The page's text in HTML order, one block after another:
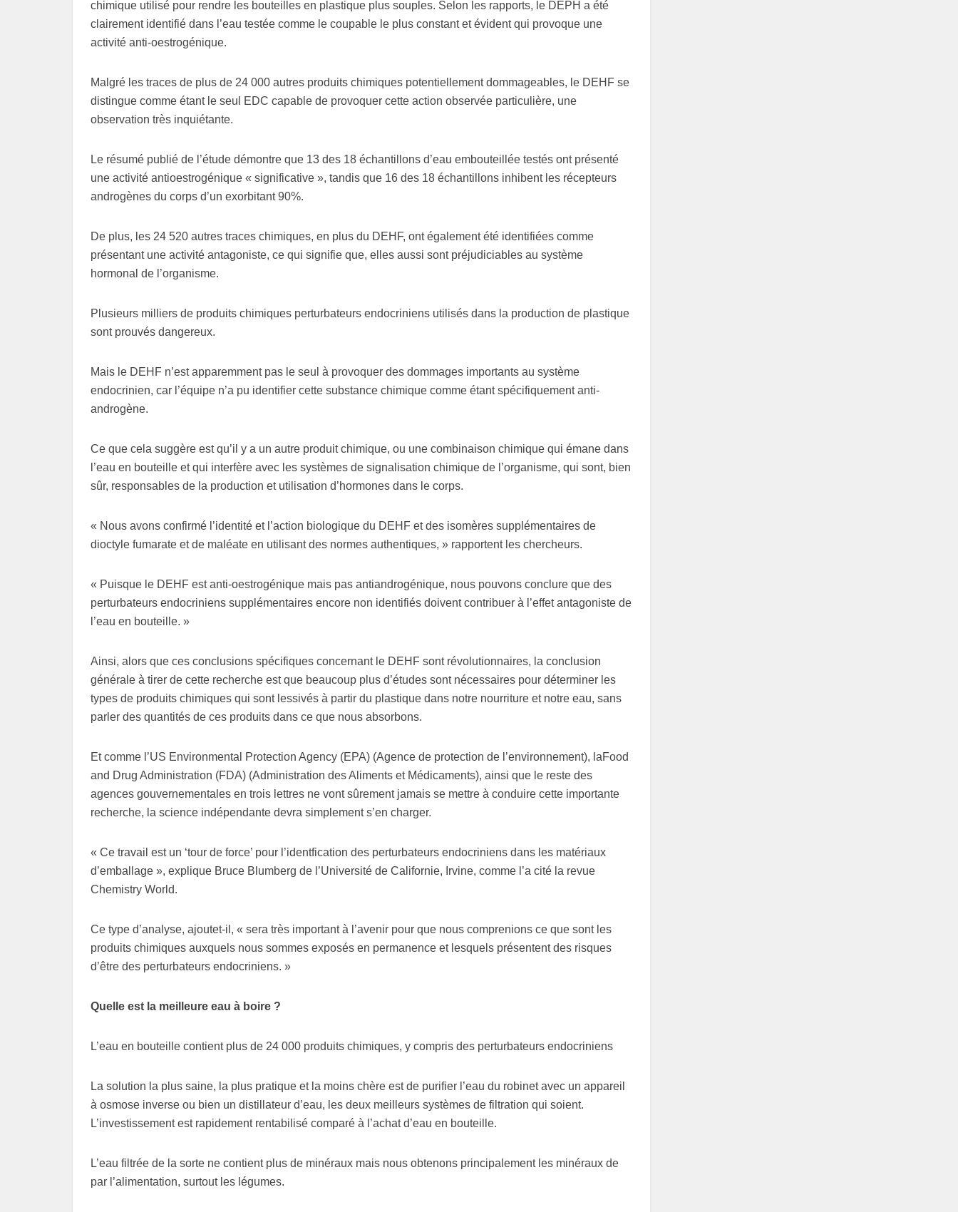
chimique utilisé pour rendre les bouteilles en plastique plus souples. Selon les rapports, le DEPH a été
clairement identifié dans l’eau testée comme le coupable le plus constant et évident qui provoque une
activité anti-oestrogénique.
Malgré les traces de plus de 24 000 autres produits chimiques potentiellement dommageables, le DEHF se
distingue comme étant le seul EDC capable de provoquer cette action observée particulière, une
observation très inquiétante.
Le résumé publié de l’étude démontre que 13 des 18 échantillons d’eau embouteillée testés ont présenté
une activité antioestrogénique « significative », tandis que 16 des 18 échantillons inhibent les récepteurs
androgènes du corps d’un exorbitant 90%.
De plus, les 24 520 autres traces chimiques, en plus du DEHF, ont également été identifiées comme
présentant une activité antagoniste, ce qui signifie que, elles aussi sont préjudiciables au système
hormonal de l’organisme.
Plusieurs milliers de produits chimiques perturbateurs endocriniens utilisés dans la production de plastique
sont prouvés dangereux.
Mais le DEHF n’est apparemment pas le seul à provoquer des dommages importants au système
endocrinien, car l’équipe n’a pu identifier cette substance chimique comme étant spécifiquement anti-
androgène.
Ce que cela suggère est qu’il y a un autre produit chimique, ou une combinaison chimique qui émane dans
l’eau en bouteille et qui interfère avec les systèmes de signalisation chimique de l’organisme, qui sont, bien
sûr, responsables de la production et utilisation d’hormones dans le corps.
« Nous avons confirmé l’identité et l’action biologique du DEHF et des isomères supplémentaires de
dioctyle fumarate et de maléate en utilisant des normes authentiques, » rapportent les chercheurs.
« Puisque le DEHF est anti-oestrogénique mais pas antiandrogénique, nous pouvons conclure que des
perturbateurs endocriniens supplémentaires encore non identifiés doivent contribuer à l’effet antagoniste de
l’eau en bouteille. »
Ainsi, alors que ces conclusions spécifiques concernant le DEHF sont révolutionnaires, la conclusion
générale à tirer de cette recherche est que beaucoup plus d’études sont nécessaires pour déterminer les
types de produits chimiques qui sont lessivés à partir du plastique dans notre nourriture et notre eau, sans
parler des quantités de ces produits dans ce que nous absorbons.
Et comme l’US Environmental Protection Agency (EPA) (Agence de protection de l’environnement), laFood
and Drug Administration (FDA) (Administration des Aliments et Médicaments), ainsi que le reste des
agences gouvernementales en trois lettres ne vont sûrement jamais se mettre à conduire cette importante
recherche, la science indépendante devra simplement s’en charger.
« Ce travail est un ‘tour de force’ pour l’identfication des perturbateurs endocriniens dans les matériaux
d’emballage », explique Bruce Blumberg de l’Université de Californie, Irvine, comme l’a cité la revue
Chemistry World.
Ce type d’analyse, ajoutet-il, « sera très important à l’avenir pour que nous comprenions ce que sont les
produits chimiques auxquels nous sommes exposés en permanence et lesquels présentent des risques
d’être des perturbateurs endocriniens. »
Quelle est la meilleure eau à boire ?
L’eau en bouteille contient plus de 24 000 produits chimiques, y compris des perturbateurs endocriniens
La solution la plus saine, la plus pratique et la moins chère est de purifier l’eau du robinet avec un appareil
à osmose inverse ou bien un distillateur d’eau, les deux meilleurs systèmes de filtration qui soient.
L’investissement est rapidement rentabilisé comparé à l’achat d’eau en bouteille.
L’eau filtrée de la sorte ne contient plus de minéraux mais nous obtenons principalement les minéraux de
par l’alimentation, surtout les légumes.